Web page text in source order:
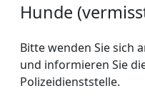
Hunde
Bitte wenden Sie sich
und informieren Sie
Polizeidienststelle.